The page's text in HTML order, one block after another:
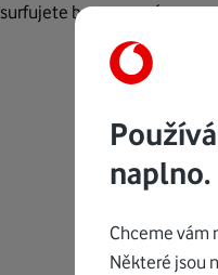
surfujete bez starostí.
naplno.
Chceme vám
Některé jsou